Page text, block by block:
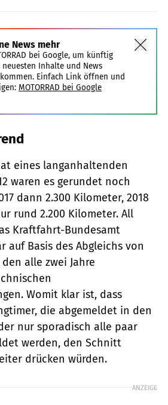
News mehr
bei Google, um künftig
neuesten Inhalte und News
Einfach Link öffnen und
MOTORRAD bei Google
eines langanhaltenden
waren es gerundet noch
dann 2.300 Kilometer, 2018
rund 2.200 Kilometer. All
Kraftfahrt-Bundesamt
auf Basis des Abgleichs von
alle zwei Jahre
Womit klar ist, dass
die abgemeldet in den
nur sporadisch alle paar
werden, den Schnitt
drücken würden.
ANZEIGE